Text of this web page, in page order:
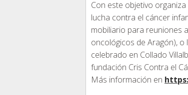
Con este objetivo
lucha contra el cáncer
mobiliario para reuniones
oncológicos de Aragón),
celebrado en Collado
fundación Cris Contra el
Más información en